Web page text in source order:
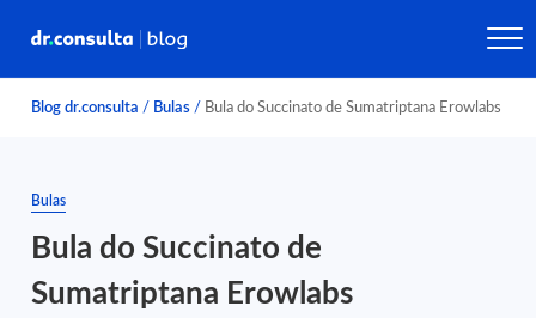
Blog dr.consulta / Bulas / Bula do Succinato de Sumatriptana Erowlabs
Bulas
Bula do Succinato de
Sumatriptana Erowlabs